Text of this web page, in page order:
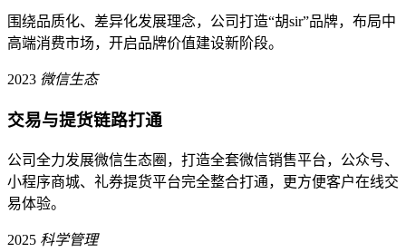
围绕品质化、差异化发展理念，公司打造“胡sir”品牌，布局中
高端消费市场，开启品牌价值建设新阶段。
2023 微信生态
交易与提货链路打通
公司全力发展微信生态圈，打造全套微信销售平台，公众号、
小程序商城、礼券提货平台完全整合打通，更方便客户在线交
易体验。
2025 科学管理